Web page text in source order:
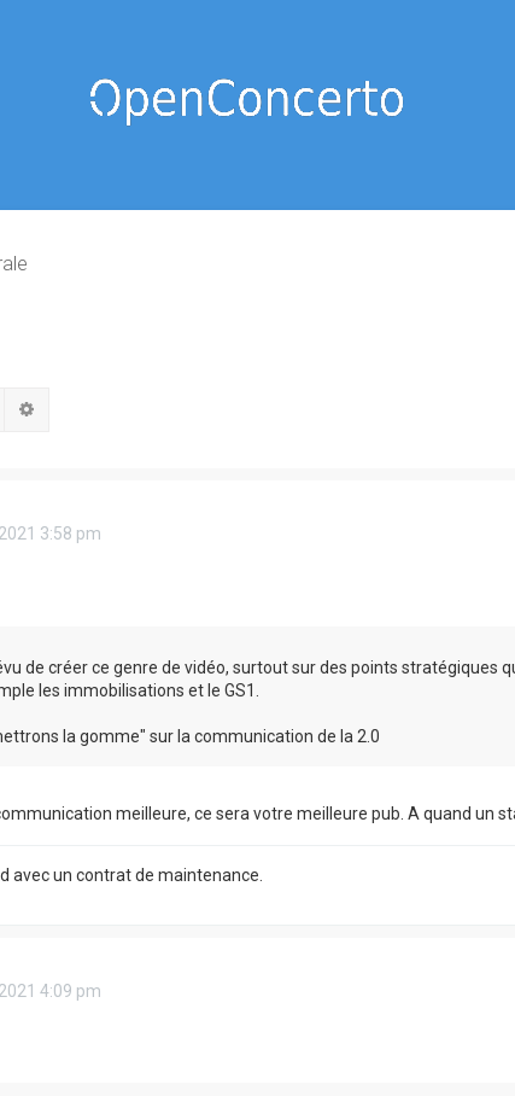
Rechercher
3:58 pm
de créer ce genre de vidéo, surtout sur des points stratégiques
les immobilisations et le GS1.
la gomme" sur la communication de la 2.0
meilleure, ce sera votre meilleure pub. A quand un
avec un contrat de maintenance.
4:09 pm